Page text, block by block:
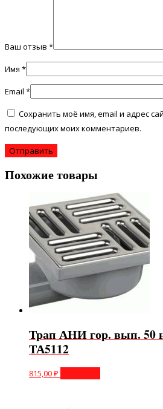
Ваш отзыв *
Имя *
Email *
Сохранить моё имя, email и адрес
последующих моих комментариев.
Похожие товары
Трап АНИ гор. вып. 50
ТА5112
815,00₽